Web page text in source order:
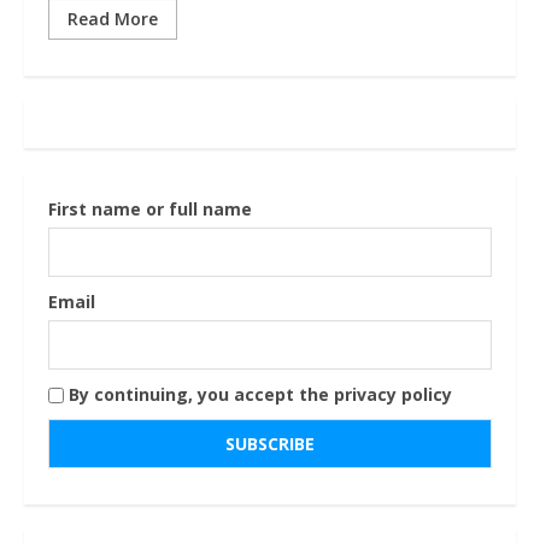
Read More
First name or full name
Email
By continuing, you accept the privacy policy